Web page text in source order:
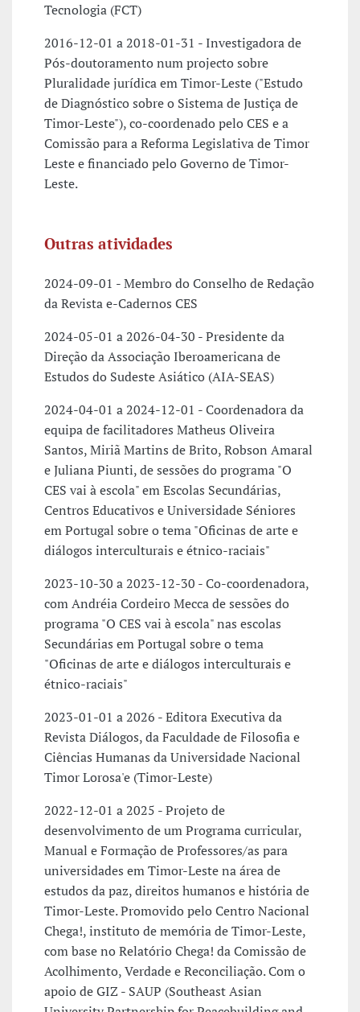
Tecnologia (FCT)
2016-12-01 a 2018-01-31 - Investigadora de
Pós-doutoramento num projecto sobre
Pluralidade jurídica em Timor-Leste ("Estudo
de Diagnóstico sobre o Sistema de Justiça de
Timor-Leste"), co-coordenado pelo CES e a
Comissão para a Reforma Legislativa de Timor
Leste e financiado pelo Governo de Timor-
Leste.
Outras atividades
2024-09-01 - Membro do Conselho de Redação
da Revista e-Cadernos CES
2024-05-01 a 2026-04-30 - Presidente da
Direção da Associação Iberoamericana de
Estudos do Sudeste Asiático (AIA-SEAS)
2024-04-01 a 2024-12-01 - Coordenadora da
equipa de facilitadores Matheus Oliveira
Santos, Miriã Martins de Brito, Robson Amaral
e Juliana Piunti, de sessões do programa "O
CES vai à escola" em Escolas Secundárias,
Centros Educativos e Universidade Séniores
em Portugal sobre o tema "Oficinas de arte e
diálogos interculturais e étnico-raciais"
2023-10-30 a 2023-12-30 - Co-coordenadora,
com Andréia Cordeiro Mecca de sessões do
programa "O CES vai à escola" nas escolas
Secundárias em Portugal sobre o tema
"Oficinas de arte e diálogos interculturais e
étnico-raciais"
2023-01-01 a 2026 - Editora Executiva da
Revista Diálogos, da Faculdade de Filosofia e
Ciências Humanas da Universidade Nacional
Timor Lorosa'e (Timor-Leste)
2022-12-01 a 2025 - Projeto de
desenvolvimento de um Programa curricular,
Manual e Formação de Professores/as para
universidades em Timor-Leste na área de
estudos da paz, direitos humanos e história de
Timor-Leste. Promovido pelo Centro Nacional
Chega!, instituto de memória de Timor-Leste,
com base no Relatório Chega! da Comissão de
Acolhimento, Verdade e Reconciliação. Com o
apoio de GIZ - SAUP (Southeast Asian